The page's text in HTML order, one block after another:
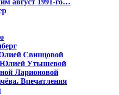
август 1991-го…
Свинцовой
Юлией Утышевой
Ларионовой
Впечатления